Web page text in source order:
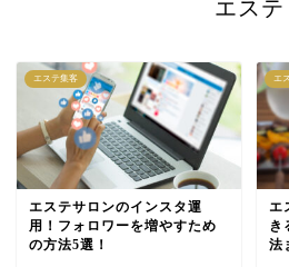
エステ
エステ集客
エステサロンのインスタ運
用！フォロワーを増やすため
の方法5選！
エ
エ
き
法